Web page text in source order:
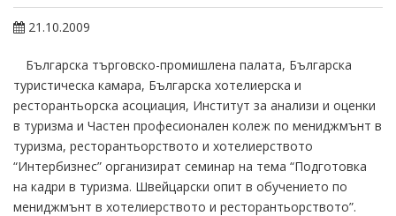
21.10.2009
Българска търговско-промишлена палата, Българска
туристическа камара, Българска хотелиерска и
ресторантьорска асоциация, Институт за анализи и оценки
в туризма и Частен професионален колеж по мениджмънт в
туризма, ресторантьорството и хотелиерството
“Интербизнес” организират семинар на тема “Подготовка
на кадри в туризма. Швейцарски опит в обучението по
мениджмънт в хотелиерството и ресторантьорството”.